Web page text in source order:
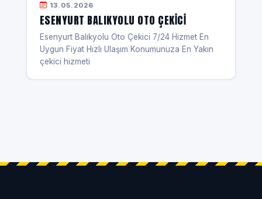
13.05.2026
ESENYURT BALIKYOLU OTO ÇEKICI
Esenyurt Balıkyolu Oto Çekici 7/24 Hizmet En
Uygun Fiyat Hızlı Ulaşım Konumunuza En Yakın
çekici hizmeti